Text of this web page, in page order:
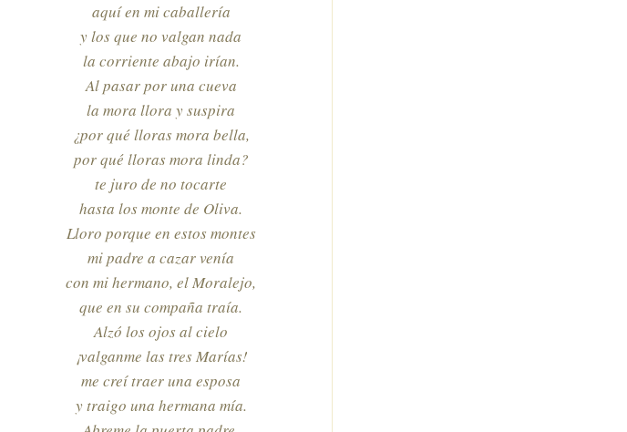
aquí en mi caballería
y los que no valgan nada
la corriente abajo irían.
Al pasar por una cueva
la mora llora y suspira
¿por qué lloras mora bella,
por qué lloras mora linda?
te juro de no tocarte
hasta los monte de Oliva.
Lloro porque en estos montes
mi padre a cazar venía
con mi hermano, el Moralejo,
que en su compaña traía.
Alzó los ojos al cielo
¡valganme las tres Marías!
me creí traer una esposa
y traigo una hermana mía.